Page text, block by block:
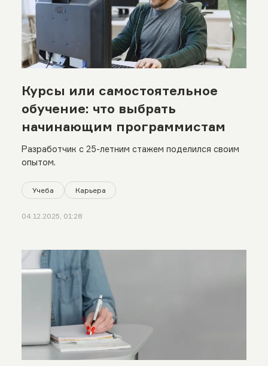
Курсы или самостоятельное
обучение: что выбрать
начинающим программистам
Разработчик с 25-летним стажем поделился своим
опытом.
Учеба Карьера
04.12.2025, 01:28